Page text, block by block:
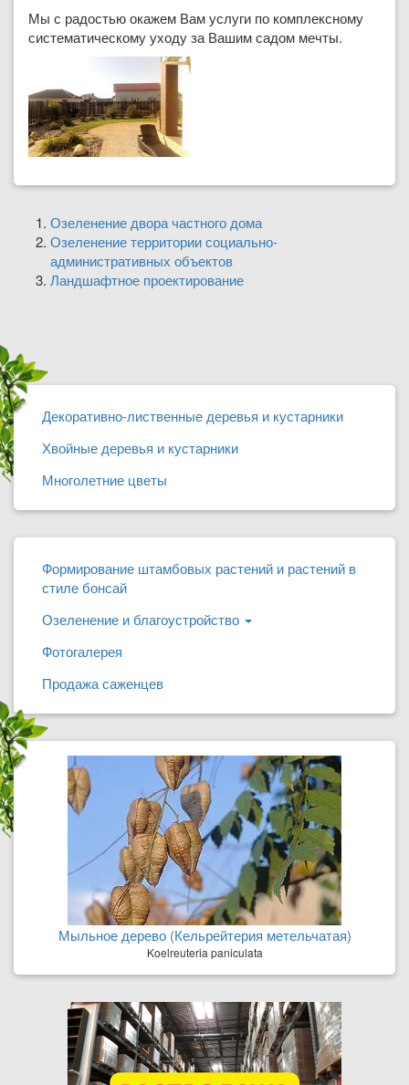
Мы с радостью окажем Вам услуги по комплексному
систематическому уходу за Вашим садом мечты.
Озеленение двора частного дома
Озеленение территории социально-
административных объектов
Ландшафтное проектирование
Декоративно-лиственные деревья и кустарники
Хвойные деревья и кустарники
Многолетние цветы
Формирование штамбовых растений и растений в
стиле бонсай
Озеленение и благоустройство
Фотогалерея
Продажа саженцев
Мыльное дерево (Кельрейтерия метельчатая)
Koelreuteria paniculata